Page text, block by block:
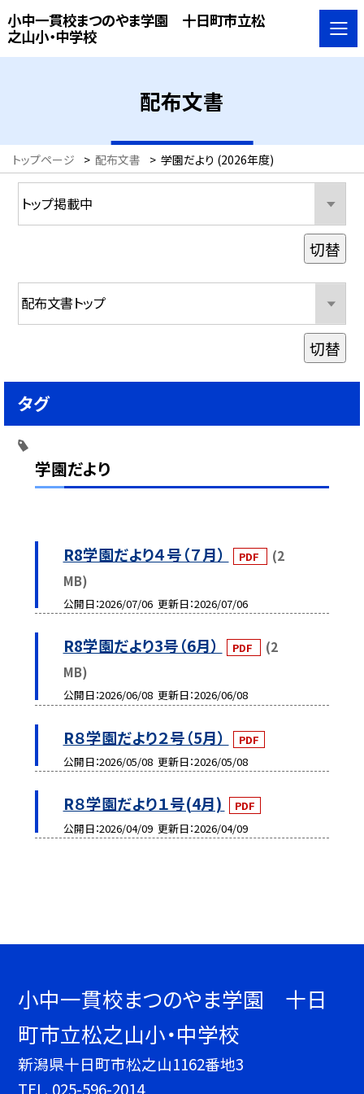
小中一貫校まつのやま学園 十日町市立松
之山小・中学校
配布文書
トップページ > 配布文書 > 学園だより (2026年度)
学園だより
R8学園だより４号（７月） PDF
(2
MB)
公開日 2026/07/06 更新日 2026/07/06
R8学園だより3号（6月） PDF
(2
MB)
公開日 2026/06/08 更新日 2026/06/08
R８学園だより２号（5月）
PDF
公開日 2026/05/08 更新日 2026/05/08
R８学園だより１号(4月)
PDF
公開日 2026/04/09 更新日 2026/04/09
切替
切替
タグ
小中一貫校まつのやま学園 十日
町市立松之山小・中学校
新潟県十日町市松之山1162番地3
TEL. 025-596-2014